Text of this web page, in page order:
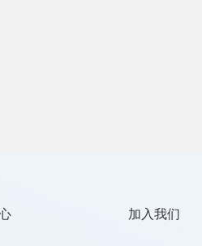
加入我们